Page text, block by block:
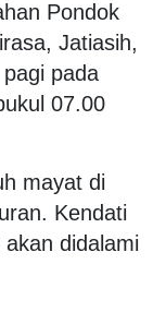
Pondok
Jatiasih,
pada
07.00
mayat di
Kendati
didalami